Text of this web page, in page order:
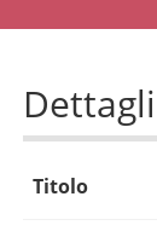
Dettagli
Titolo